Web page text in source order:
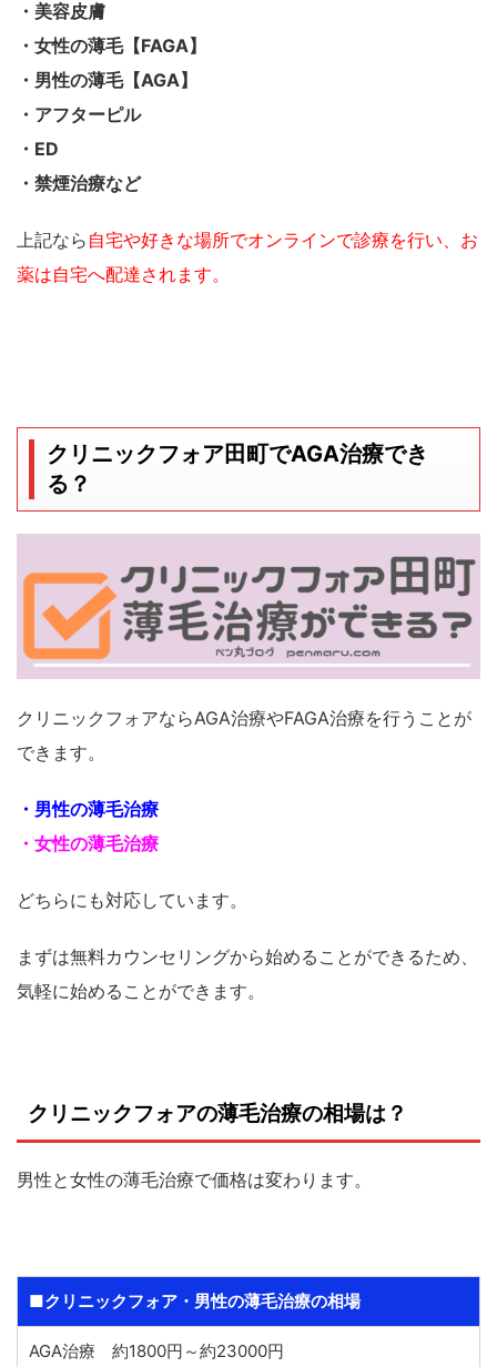
・美容皮膚
・女性の薄毛【FAGA】
・男性の薄毛【AGA】
・アフターピル
・ED
・禁煙治療など
上記なら 自宅や好きな場所でオンラインで診療を行い、お
薬は自宅へ配達されます。
クリニックフォア田町でAGA治療でき
る？
クリニックフォアならAGA治療やFAGA治療を行うことが
できます。
・男性の薄毛治療
・女性の薄毛治療
どちらにも対応しています。
まずは無料カウンセリングから始めることができるため、
気軽に始めることができます。
クリニックフォアの薄毛治療の相場は？
男性と女性の薄毛治療で価格は変わります。
■クリニックフォア・男性の薄毛治療の相場
AGA治療 約1800円～約23000円